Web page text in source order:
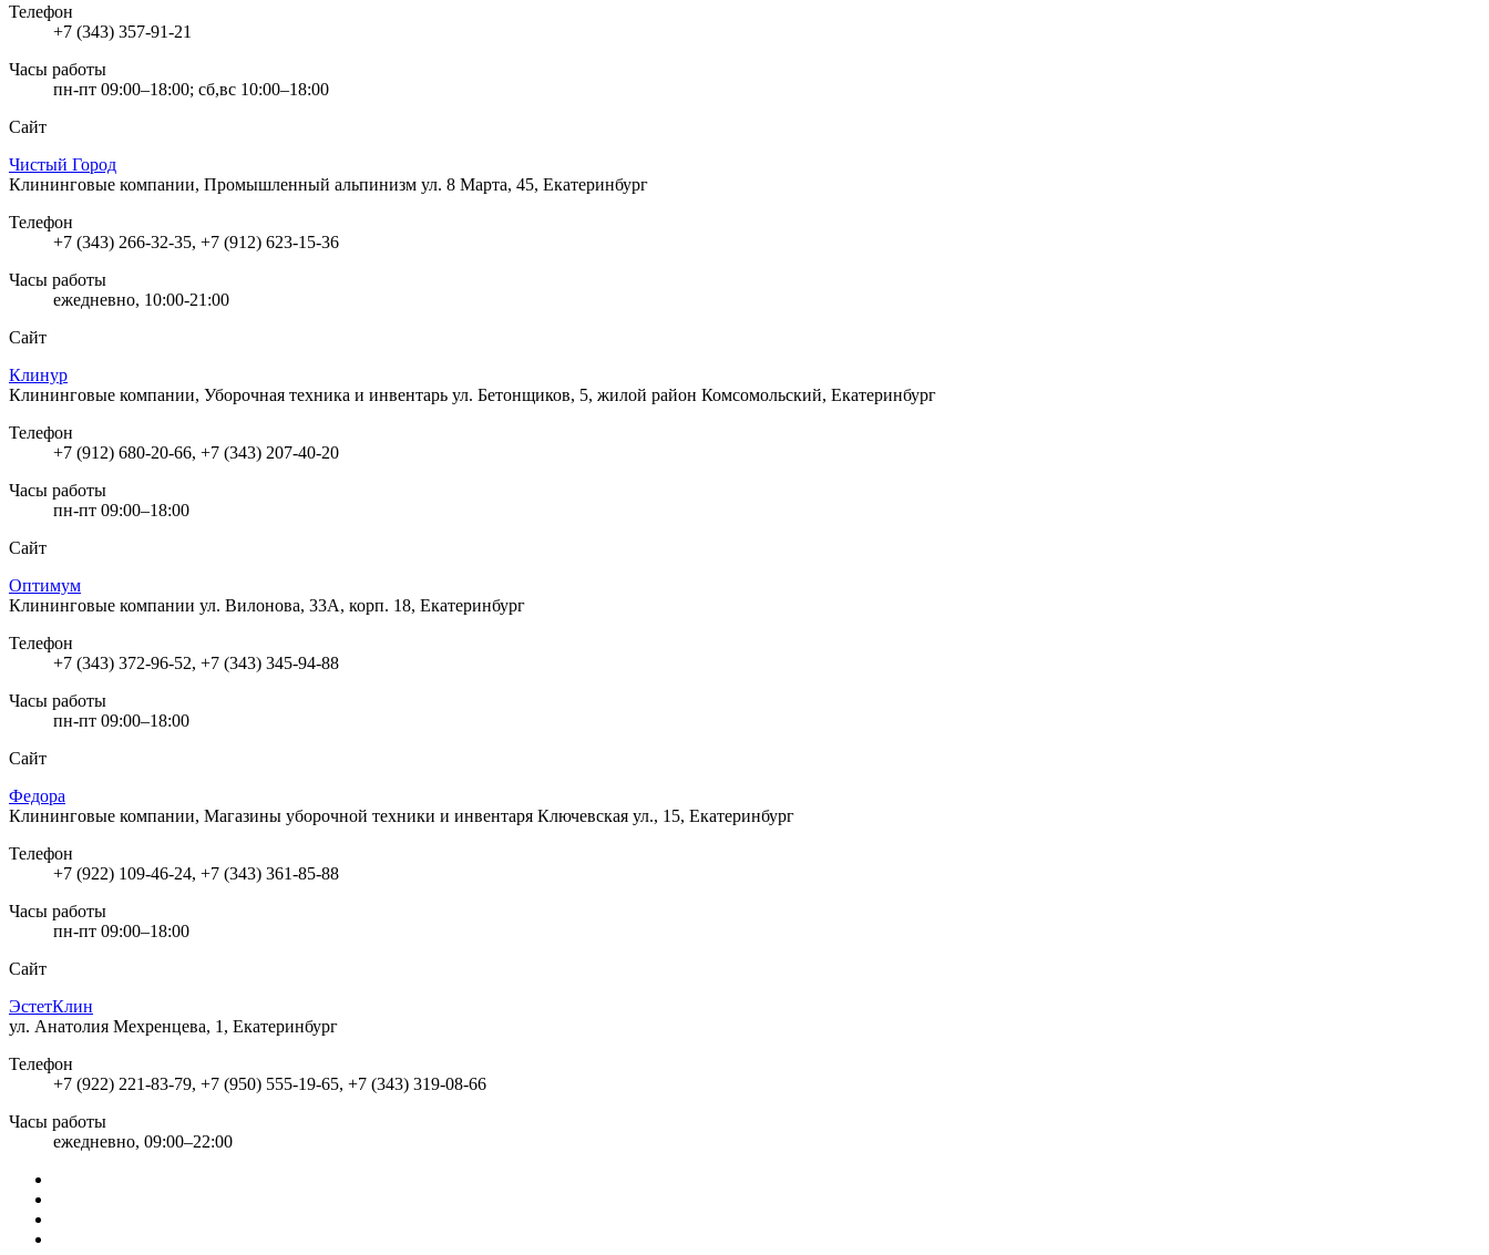
Телефон
+7 (343) 357-91-21
Часы работы
пн-пт 09:00–18:00; сб,вс 10:00–18:00
Сайт
Чистый Город
Клининговые компании, Промышленный альпинизм ул. 8 Марта, 45, Екатеринбург
Телефон
+7 (343) 266-32-35, +7 (912) 623-15-36
Часы работы
ежедневно, 10:00-21:00
Сайт
Клинур
Клининговые компании, Уборочная техника и инвентарь ул. Бетонщиков, 5, жилой район Комсомольский, Екатеринбург
Телефон
+7 (912) 680-20-66, +7 (343) 207-40-20
Часы работы
пн-пт 09:00–18:00
Сайт
Оптимум
Клининговые компании ул. Вилонова, 33А, корп. 18, Екатеринбург
Телефон
+7 (343) 372-96-52, +7 (343) 345-94-88
Часы работы
пн-пт 09:00–18:00
Сайт
Федора
Клининговые компании, Магазины уборочной техники и инвентаря Ключевская ул., 15, Екатеринбург
Телефон
+7 (922) 109-46-24, +7 (343) 361-85-88
Часы работы
пн-пт 09:00–18:00
Сайт
ЭстетКлин
ул. Анатолия Мехренцева, 1, Екатеринбург
Телефон
+7 (922) 221-83-79, +7 (950) 555-19-65, +7 (343) 319-08-66
Часы работы
ежедневно, 09:00–22:00